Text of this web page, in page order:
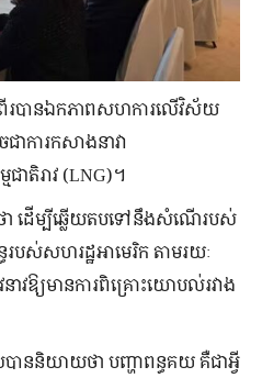
ពីរបានឯកភាពសហការលើវិស័យ
ាការកសាងនាវា
ជាតិរាវ (LNG)។
ា ដើម្បីឆ្លើយតបទៅនឹងសំណើរបស់
បស់សហរដ្ឋអាមេរិក តាមរយៈ
ាវឱ្យមានការពិគ្រោះយោបល់រវាង
បាននិយាយថា បញ្ហាពន្ធគយ គឺជាអ្វី